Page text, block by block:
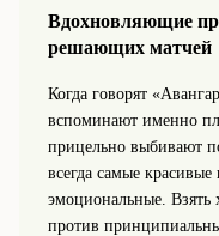
Вдохновляющие
решающих матчей
Когда говорят
вспоминают именно
прицельно выбивают
всегда самые
эмоциональные.
против